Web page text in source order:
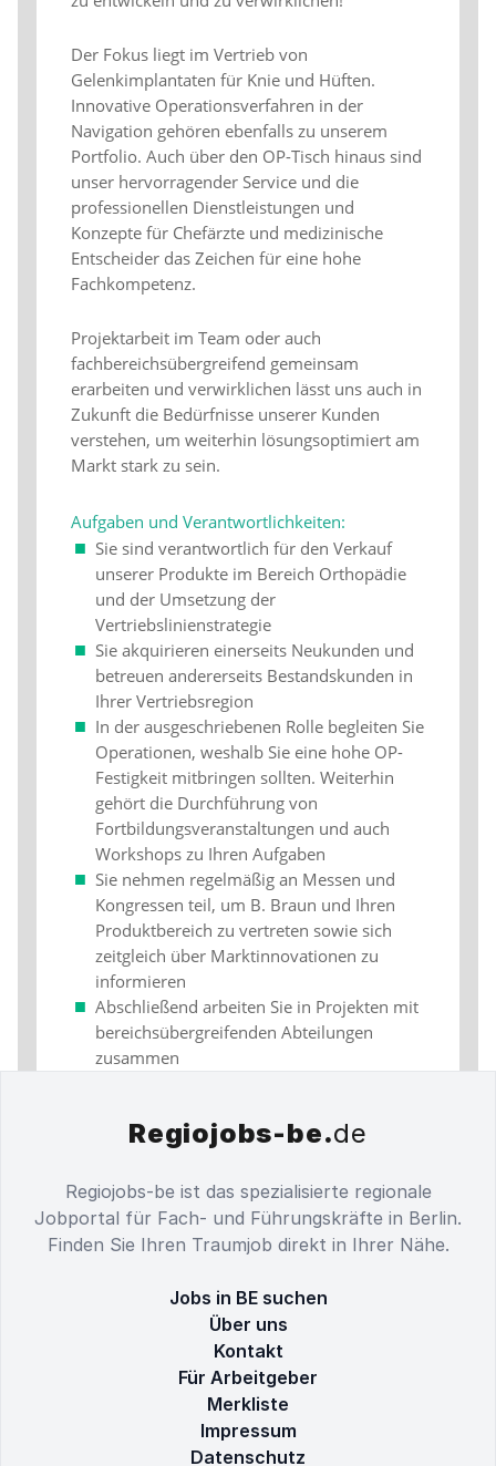
Regiojobs-be.de
Regiojobs-be ist das spezialisierte regionale
Jobportal für Fach- und Führungskräfte in Berlin.
Finden Sie Ihren Traumjob direkt in Ihrer Nähe.
Jobs in BE suchen
Über uns
Kontakt
Für Arbeitgeber
Merkliste
Impressum
Datenschutz